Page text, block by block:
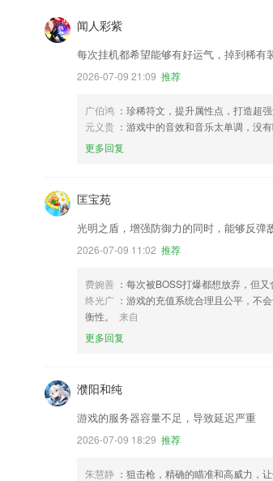
闻人彩紫
每次挂机都希望能够有好运气，掉到稀有
2026-07-09 21:09 推荐
广伯鸿 ：珍稀符文，提升属性点，打造超
元义贵 ：游戏中的音效和音乐太单调，没
更多回复
匡宝苑
光明之盾，增强防御力的同时，能够反弹
2026-07-09 11:02 推荐
费婉善 ：每次被BOSS打爆都想放弃，但又
终光广 ：游戏的充值系统合理且公平，不
衡性。
来自
更多回复
濮阳和纯
游戏的服务器容量不足，导致延迟严重
2026-07-09 18:29 推荐
朱慧静 ：狙击枪，精确的瞄准和高威力，